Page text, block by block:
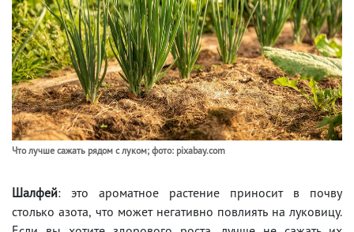
Что лучше сажать рядом с луком; фото: pixabay.com
Шалфей: это ароматное растение приносит в почву
столько азота, что может негативно повлиять на луковицу.